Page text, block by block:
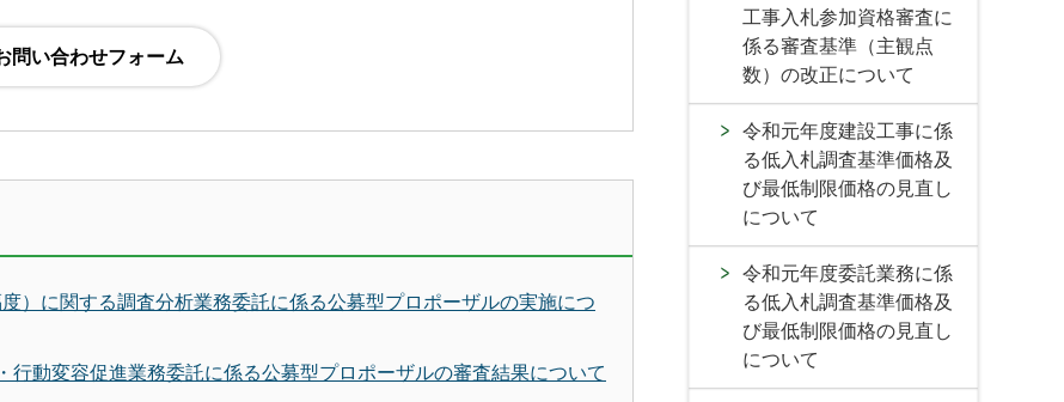
）に関する調査分析業務委託に係る公募型プロポーザルの実施につ
行動変容促進業務委託に係る公募型プロポーザルの審査結果について
工事入札参加資格審査に
係る審査基準（主観点
数）の改正について
令和元年度建設工事に係
る低入札調査基準価格及
び最低制限価格の見直し
について
令和元年度委託業務に係
る低入札調査基準価格及
び最低制限価格の見直し
について